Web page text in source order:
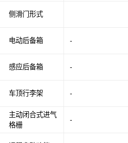
侧滑门形式
电动后备箱
感应后备箱
车顶行李架
主动闭合式进气
格栅
-
-
-
-